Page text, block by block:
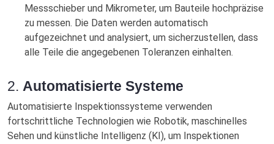
Messschieber und Mikrometer, um Bauteile hochpräzise
zu messen. Die Daten werden automatisch
aufgezeichnet und analysiert, um sicherzustellen, dass
alle Teile die angegebenen Toleranzen einhalten.
2. Automatisierte Systeme
Automatisierte Inspektionssysteme verwenden
fortschrittliche Technologien wie Robotik, maschinelles
Sehen und künstliche Intelligenz (KI), um Inspektionen